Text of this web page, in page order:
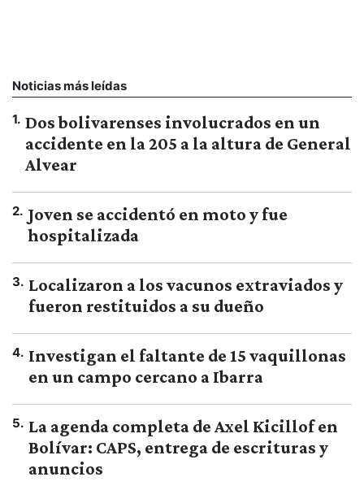
Noticias más leídas
1. Dos bolivarenses involucrados en un
accidente en la 205 a la altura de General
Alvear
2. Joven se accidentó en moto y fue
hospitalizada
3. Localizaron a los vacunos extraviados y
fueron restituidos a su dueño
4. Investigan el faltante de 15 vaquillonas
en un campo cercano a Ibarra
5. La agenda completa de Axel Kicillof en
Bolívar: CAPS, entrega de escrituras y
anuncios